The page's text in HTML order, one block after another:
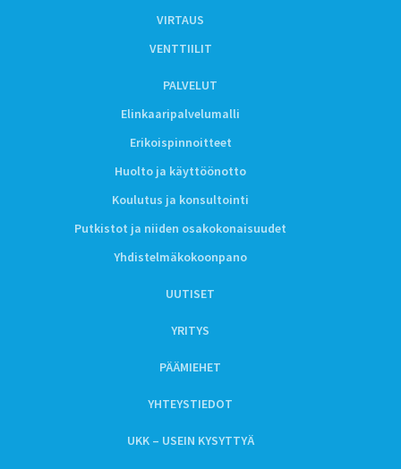
VIRTAUS
VENTTIILIT
PALVELUT
Elinkaaripalvelumalli
Erikoispinnoitteet
Huolto ja käyttöönotto
Koulutus ja konsultointi
Putkistot ja niiden osakokonaisuudet
Yhdistelmäkokoonpano
UUTISET
YRITYS
PÄÄMIEHET
YHTEYSTIEDOT
UKK – USEIN KYSYTTYÄ